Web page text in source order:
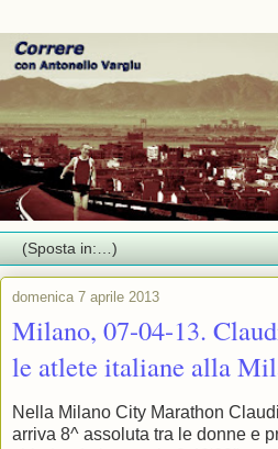
domenica 7 aprile 2013
Milano, 07-04-13.
le atlete italiane alla
Nella Milano City Marathon
arriva 8^ assoluta tra le donne e